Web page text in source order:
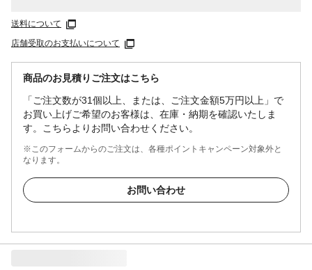
送料について
店舗受取のお支払いについて
商品のお見積りご注文はこちら
「ご注文数が31個以上、または、ご注文金額5万円以上」で
お買い上げご希望のお客様は、在庫・納期を確認いたしま
す。こちらよりお問い合わせください。
※このフォームからのご注文は、各種ポイントキャンペーン対象外と
なります。
お問い合わせ